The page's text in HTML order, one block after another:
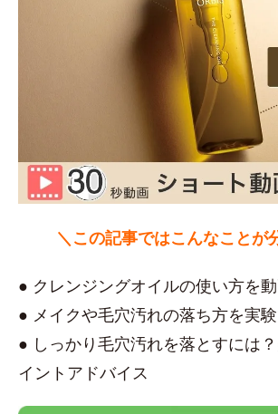
＼この記事ではこんなことが
● クレンジングオイルの使い方を
● メイクや毛穴汚れの落ち方を実験
● しっかり毛穴汚れを落とすには
イントアドバイス